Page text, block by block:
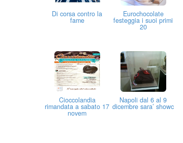
Di corsa contro la
fame
Eurochocolate
festeggia i suoi primi
20
Cioccolandia
rimandata a sabato 17
novem
Napoli dal 6 al 9
dicembre sara’ showc